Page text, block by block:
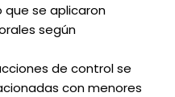
que se aplicaron
según
de control se
con menores